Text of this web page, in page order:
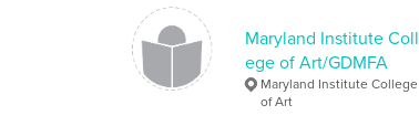
Maryland Institute Coll
ege of Art/GDMFA
Maryland Institute College
of Art